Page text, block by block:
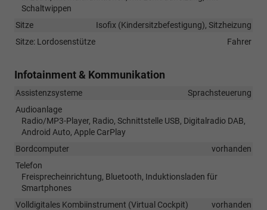
Schaltwippen
Sitze
Isofix (Kindersitzbefestigung), Sitzheizung
Sitze: Lordosenstütze
Fahrer
Infotainment & Kommunikation
Assistenzsysteme
Sprachsteuerung
Audioanlage
Radio/MP3-Player, Radio, Schnittstelle USB, Digitalradio DAB,
Android Auto, Apple CarPlay
Bordcomputer
vorhanden
Telefon
Freisprecheinrichtung, Bluetooth, Induktionsladen für
Smartphones
Volldigitales Kombiinstrument (Virtual Cockpit)
vorhanden